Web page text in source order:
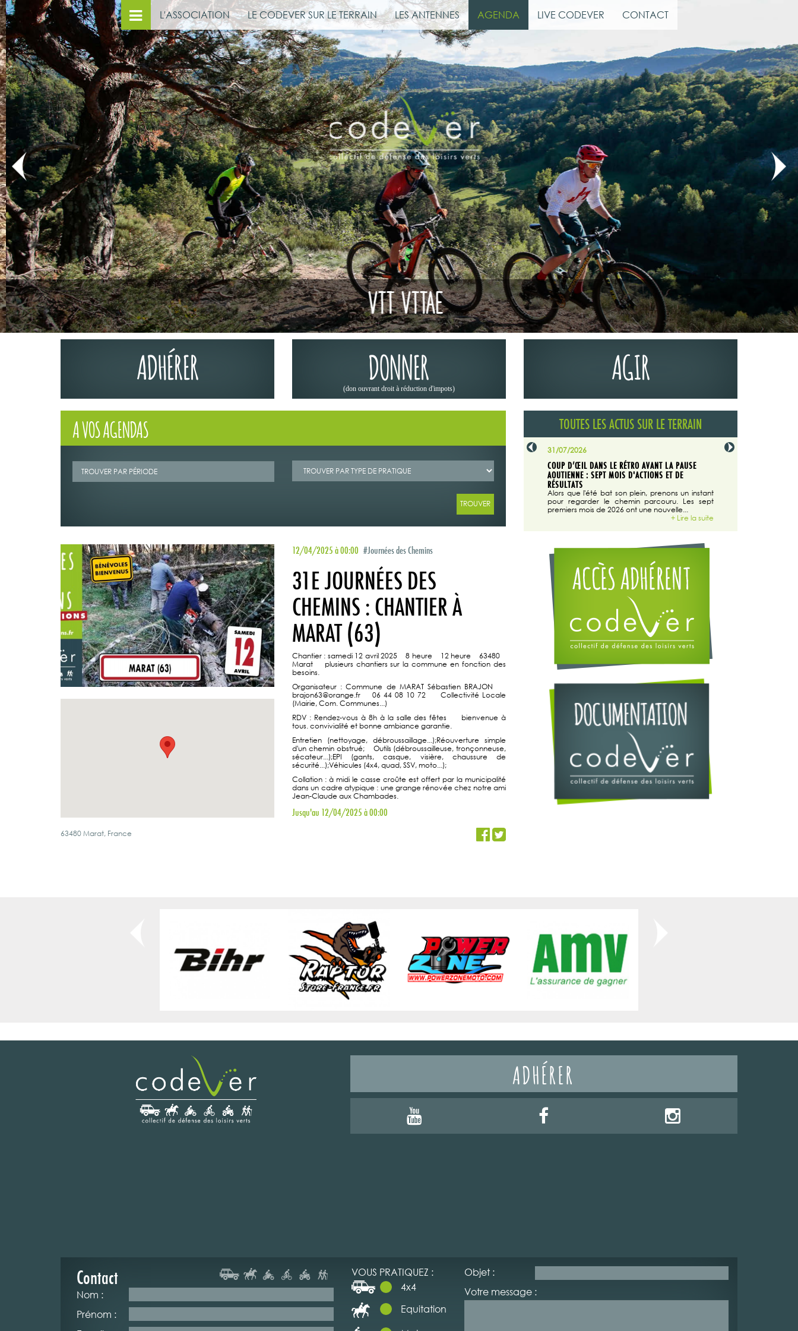
L'ASSOCIATION LE CODEVER SUR LE TERRAIN LES ANTENNES AGENDA LIVE CODEVER CONTACT
VTT VTTAE
ADHÉRER DONNER
(don ouvrant droit à réduction d'impots)
AGIR
A VOS AGENDAS
63480 Marat, France
12/04/2025 à 00:00 #Journées des Chemins
31E JOURNÉES DES
CHEMINS : CHANTIER À
MARAT (63)
Chantier : samedi 12 avril 2025 8 heure 12 heure 63480
Marat plusieurs chantiers sur la commune en fonction des
besoins.
Organisateur : Commune de MARAT Sébastien BRAJON
brajon63@orange.fr 06 44 08 10 72 Collectivité Locale
(Mairie, Com. Communes...)
RDV : Rendez-vous à 8h à la salle des fêtes bienvenue à
tous. convivialité et bonne ambiance garantie.
Entretien (nettoyage, débroussaillage...);Réouverture simple
d'un chemin obstrué; Outils (débroussailleuse, tronçonneuse,
sécateur...);EPI (gants, casque, visière, chaussure de
sécurité...);Véhicules (4x4, quad, SSV, moto...);
Collation : à midi le casse croûte est offert par la municipalité
dans un cadre atypique : une grange rénovée chez notre ami
Jean-Claude aux Chambades.
Jusqu'au 12/04/2025 à 00:00
TOUTES LES ACTUS SUR LE TERRAIN
LA TRIBUNE DU CODEVER DANS OFFROAD 4X4
Retrouvez la tribune du Codever dans "Off Road
INDISPENSABLE AVANT DE PARTIR EN RANDONNÉE
Depuis 2023, Météo-France met à disposition du
grand public la « météo des forêts », une carte...
31/07/2026
COUP D’ŒIL DANS LE RÉTRO AVANT LA PAUSE
AOUTIENNE : SEPT MOIS D'ACTIONS ET DE
RÉSULTATS
Alors que l'été bat son plein, prenons un instant
pour regarder le chemin parcouru. Les sept
premiers mois de 2026 ont une nouvelle...
+ Lire la suite
29/07/2026
ADHÉRER
Contact
Nom :
Prénom :
VOUS PRATIQUEZ :
4x4
Equitation
Objet :
Votre message :